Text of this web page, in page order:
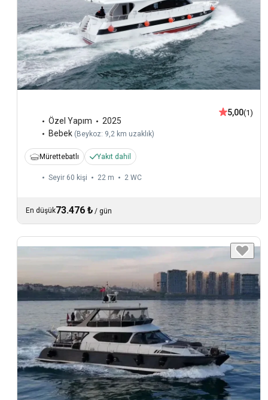
Özel Yapım
2025
Bebek ( Beykoz: 9,2 km uzaklık)
5,00(1)
Mürettebatlı Yakıt dahil
Seyir 60 kişi 22 m 2 WC
En düşük73.476 ₺ / gün